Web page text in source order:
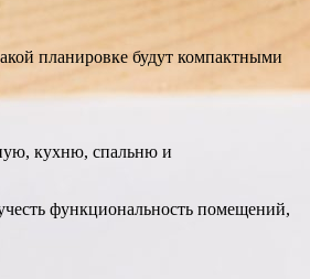
планировке будут компактными
кухню, спальню и
функциональность помещений,